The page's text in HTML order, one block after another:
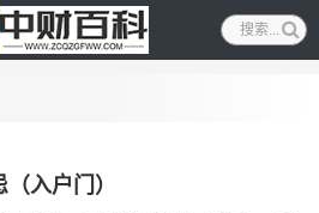
入户门）